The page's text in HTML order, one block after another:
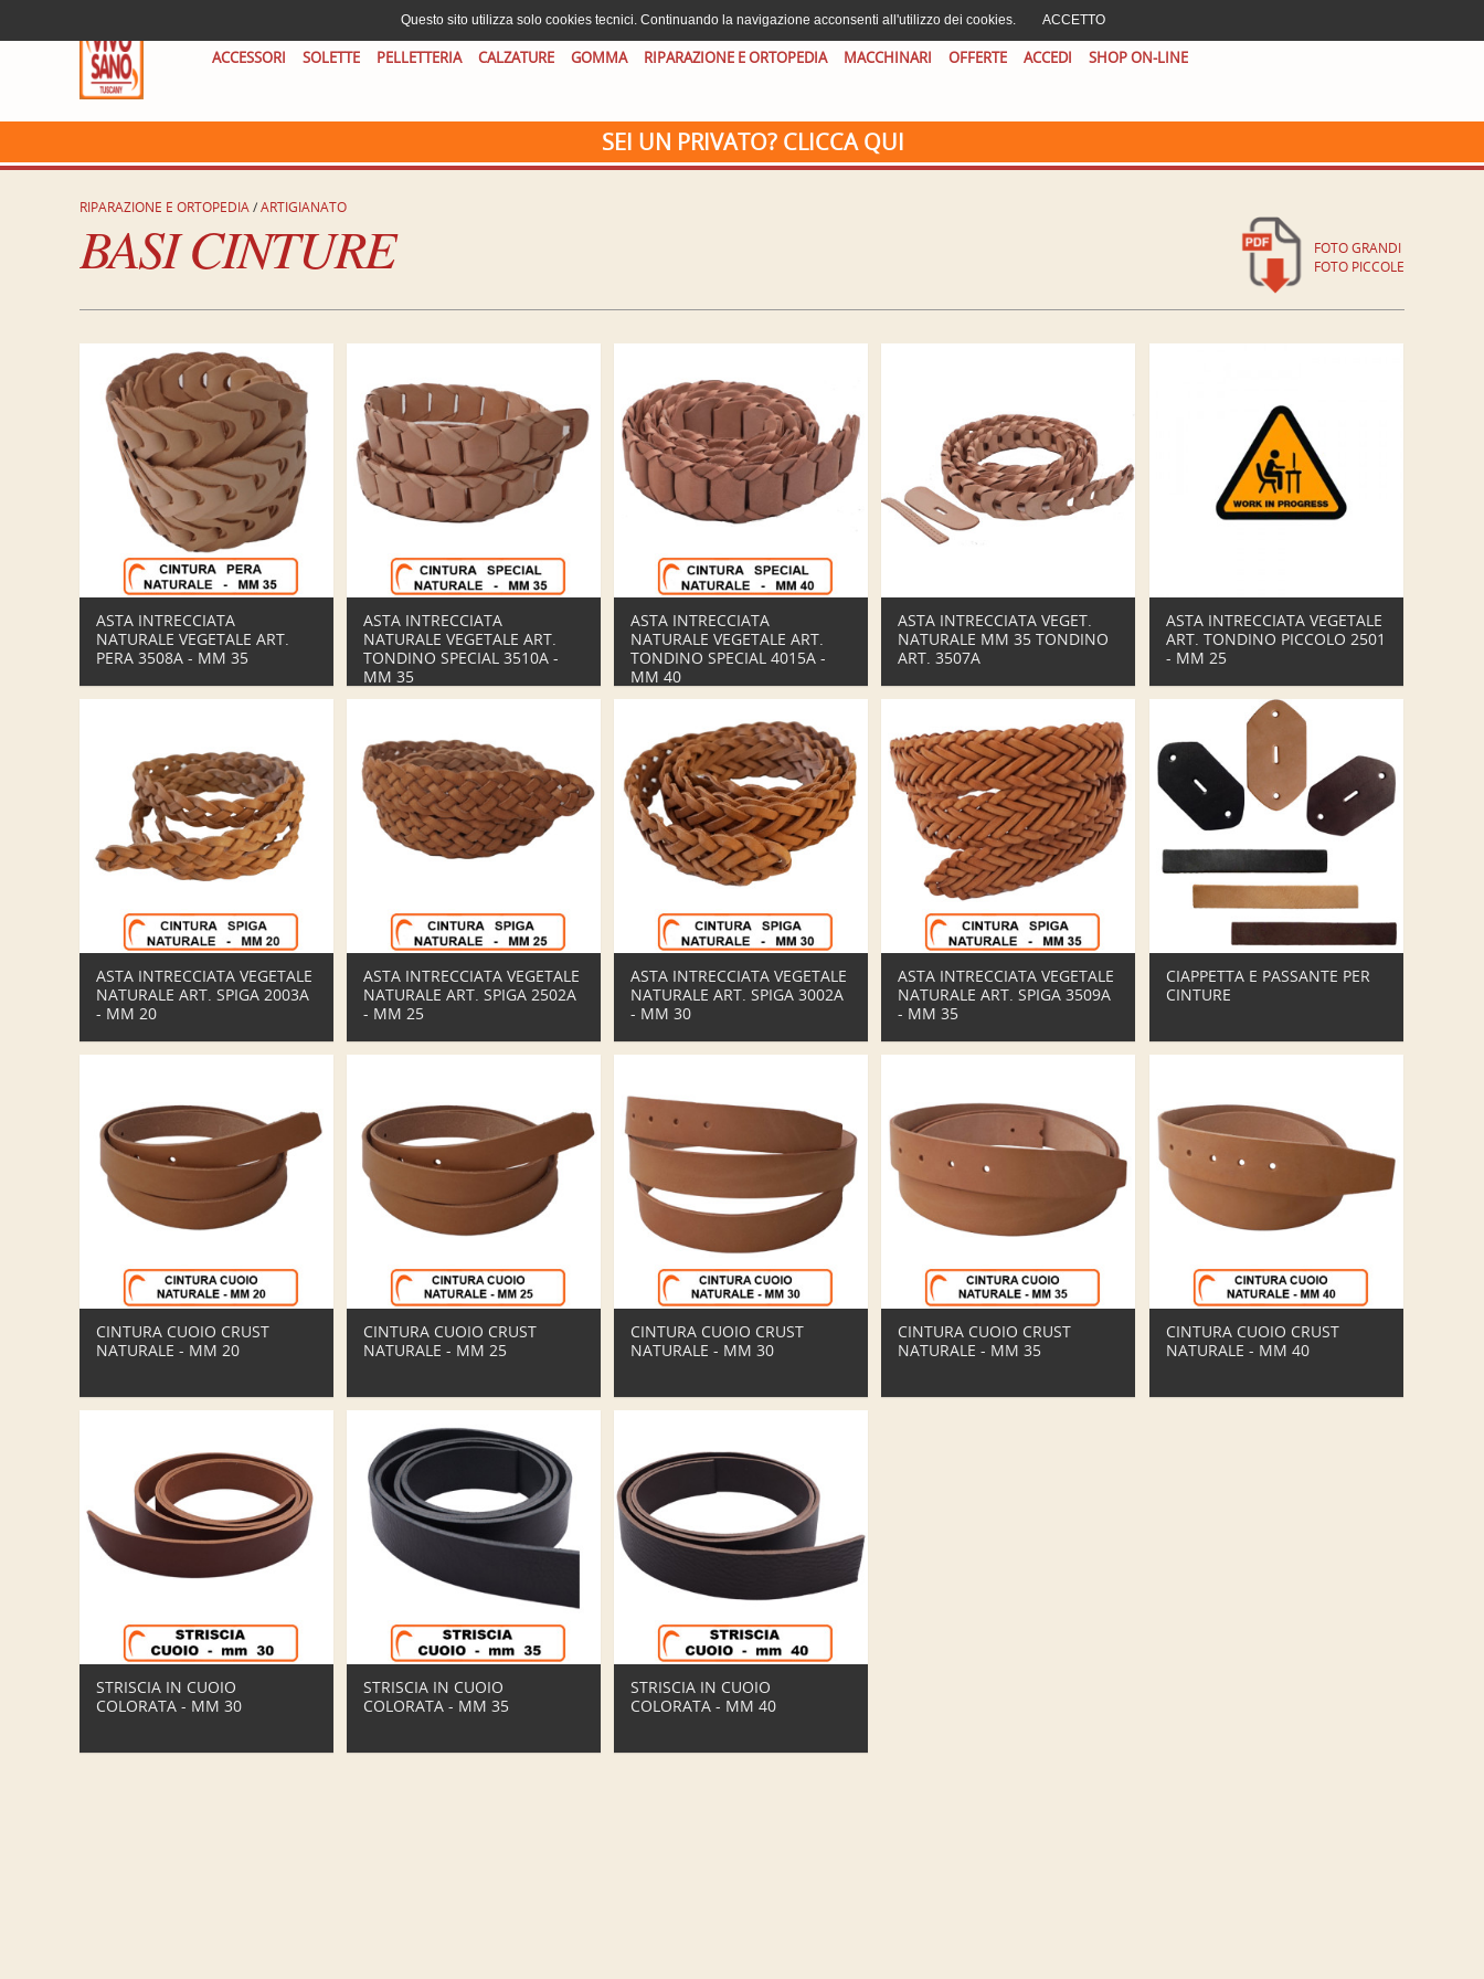
AREA CLIENTI
ACCESSORI SOLETTE PELLETTERIA CALZATURE GOMMA RIPARAZIONE E ORTOPEDIA MACCHINARI OFFERTE ACCEDI SHOP ON-LINE
SEI UN PRIVATO? CLICCA QUI
RIPARAZIONE E ORTOPEDIA/ARTIGIANATO
BASI CINTURE
FOTO GRANDI
FOTO PICCOLE
ASTA INTRECCIATA
NATURALE VEGETALE ART.
PERA 3508A - MM 35
ASTA INTRECCIATA
NATURALE VEGETALE ART.
TONDINO SPECIAL 3510A -
MM 35
ASTA INTRECCIATA
NATURALE VEGETALE ART.
TONDINO SPECIAL 4015A -
MM 40
ASTA INTRECCIATA VEGET.
NATURALE MM 35 TONDINO
ART. 3507A
ASTA INTRECCIATA VEGETALE
ART. TONDINO PICCOLO 2501
- MM 25
ASTA INTRECCIATA VEGETALE
NATURALE ART. SPIGA 2003A
- MM 20
ASTA INTRECCIATA VEGETALE
NATURALE ART. SPIGA 2502A
- MM 25
ASTA INTRECCIATA VEGETALE
NATURALE ART. SPIGA 3002A
- MM 30
ASTA INTRECCIATA VEGETALE
NATURALE ART. SPIGA 3509A
- MM 35
CIAPPETTA E PASSANTE PER
CINTURE
CINTURA CUOIO CRUST
NATURALE - MM 20
CINTURA CUOIO CRUST
NATURALE - MM 25
CINTURA CUOIO CRUST
NATURALE - MM 30
CINTURA CUOIO CRUST
NATURALE - MM 35
CINTURA CUOIO CRUST
NATURALE - MM 40
STRISCIA IN CUOIO
COLORATA - MM 30
STRISCIA IN CUOIO
COLORATA - MM 35
STRISCIA IN CUOIO
COLORATA - MM 40
Questo sito utilizza solo cookies tecnici. Continuando la navigazione acconsenti all'utilizzo dei cookies. ACCETTO